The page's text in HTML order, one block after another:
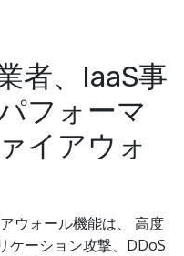
者、IaaS事
フォーマ
イアウォ
ウォール機能は、 高度
ケーション攻撃、DDoS